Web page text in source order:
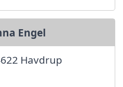
Engel
Havdrup